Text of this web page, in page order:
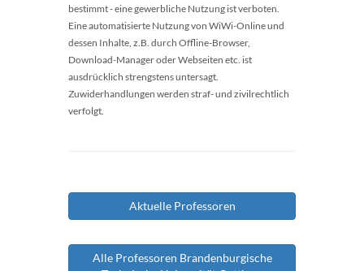
bestimmt - eine gewerbliche Nutzung ist verboten.
Eine automatisierte Nutzung von WiWi-Online und
dessen Inhalte, z.B. durch Offline-Browser,
Download-Manager oder Webseiten etc. ist
ausdrücklich strengstens untersagt.
Zuwiderhandlungen werden straf- und zivilrechtlich
verfolgt.
Aktuelle Professoren
Alle Professoren Brandenburgische